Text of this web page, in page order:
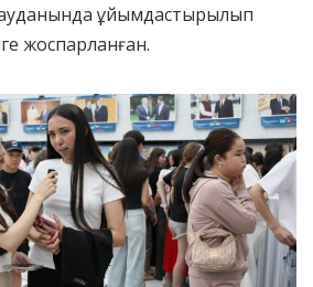
ұйымдастырылып
жоспарланған.